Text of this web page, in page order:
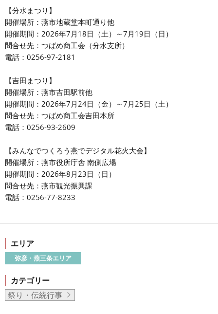
【分水まつり】
開催場所：燕市地蔵堂本町通り他
開催期間：2026年7月18日（土）～7月19日（日）
問合せ先：つばめ商工会（分水支所）
電話：0256-97-2181
【吉田まつり】
開催場所：燕市吉田駅前他
開催期間：2026年7月24日（金）～7月25日（土）
問合せ先：つばめ商工会吉田本所
電話：0256-93-2609
【みんなでつくろう燕でデジタル花火大会】
開催場所：燕市役所庁舎 南側広場
開催期間：2026年8月23日（日）
問合せ先：燕市観光振興課
電話：0256-77-8233
エリア
弥彦・燕三条エリア
カテゴリー
祭り・伝統行事